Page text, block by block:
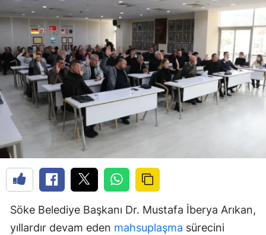
Söke Belediye Başkanı Dr. Mustafa İberya Arıkan,
yıllardır devam eden mahsuplaşma sürecini